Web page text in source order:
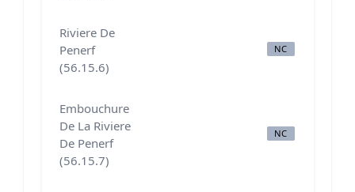
Riviere De
Penerf
(56.15.6)
NC
Embouchure
De La Riviere
De Penerf
(56.15.7)
NC